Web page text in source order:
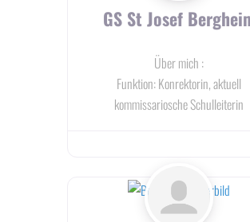
GS St Josef
Über mich :
Funktion: Konrektorin, aktuell
kommissariosche Schulleiterin